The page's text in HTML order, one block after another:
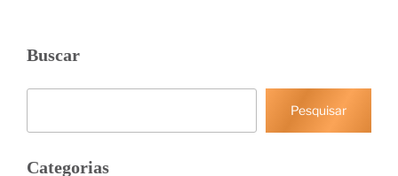
Buscar
Pesquisar
Categorias